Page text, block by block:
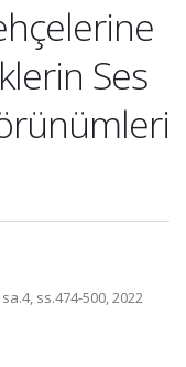
Ses
ss.474-500, 2022